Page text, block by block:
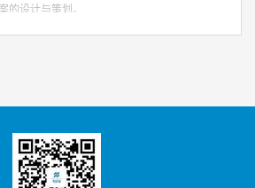
的设计与策划。
案工作经验，有整合推广成功案例者优先；
文字功底扎实，语言表达能力强；
划、活动策划的整个流程。